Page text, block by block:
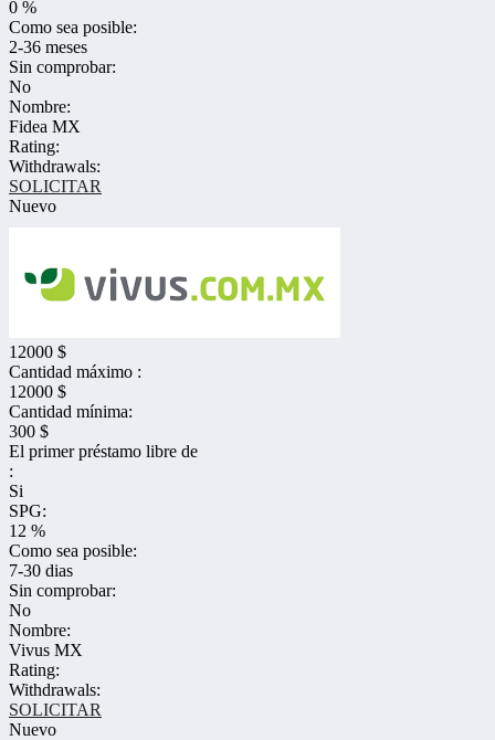
0 %
Como sea posible:
2-36 meses
Sin comprobar:
No
Nombre:
Fidea MX
Rating:
Withdrawals:
SOLICITAR
Nuevo
12000 $
Cantidad máximo :
12000 $
Cantidad mínima:
300 $
El primer préstamo libre de
:
Si
SPG:
12 %
Como sea posible:
7-30 dias
Sin comprobar:
No
Nombre:
Vivus MX
Rating:
Withdrawals:
SOLICITAR
Nuevo